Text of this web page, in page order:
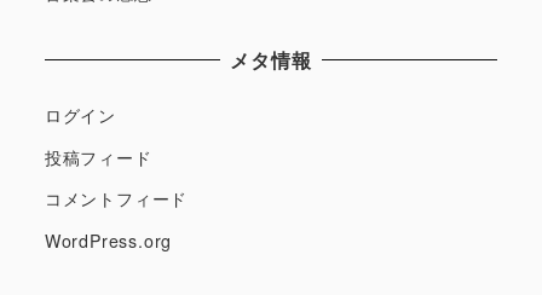
メタ情報
ログイン
投稿フィード
コメントフィード
WordPress.org